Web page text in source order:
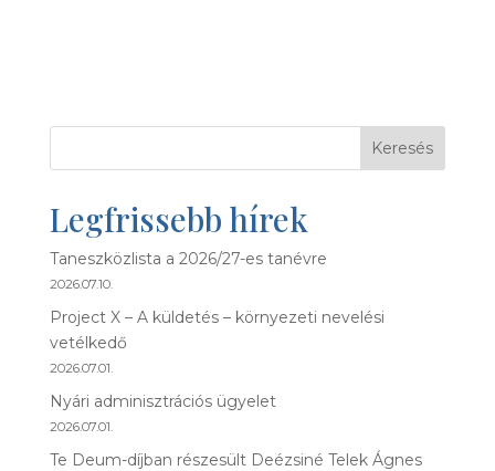
Keresés
Legfrissebb hírek
Taneszközlista a 2026/27-es tanévre
2026.07.10.
Project X – A küldetés – környezeti nevelési
vetélkedő
2026.07.01.
Nyári adminisztrációs ügyelet
2026.07.01.
Te Deum-díjban részesült Deézsiné Telek Ágnes